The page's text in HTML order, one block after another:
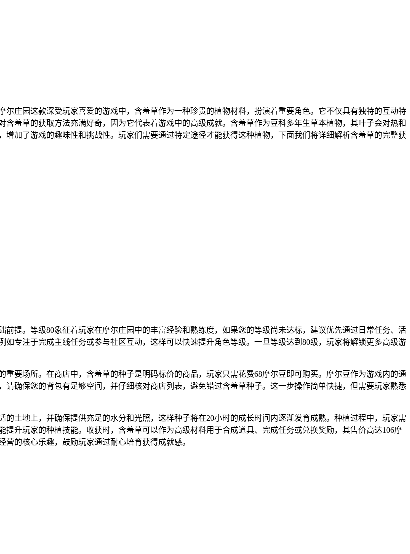
尔庄园这款深受玩家喜爱的游戏中，含羞草作为一种珍贵的植物材料，扮演着重要角色。它不仅具有独特的互动特
羞草的获取方法充满好奇，因为它代表着游戏中的高级成就。含羞草作为豆科多年生草本植物，其叶子会对热和
加了游戏的趣味性和挑战性。玩家们需要通过特定途径才能获得这种植物，下面我们将详细解析含羞草的完整获
提。等级80象征着玩家在摩尔庄园中的丰富经验和熟练度，如果您的等级尚未达标，建议优先通过日常任务、活
专注于完成主线任务或参与社区互动，这样可以快速提升角色等级。一旦等级达到80级，玩家将解锁更多高级游
要场所。在商店中，含羞草的种子是明码标价的商品，玩家只需花费68摩尔豆即可购买。摩尔豆作为游戏内的通
确保您的背包有足够空间，并仔细核对商店列表，避免错过含羞草种子。这一步操作简单快捷，但需要玩家熟悉
土地上，并确保提供充足的水分和光照，这样种子将在20小时的成长时间内逐渐发育成熟。种植过程中，玩家需
升玩家的种植技能。收获时，含羞草可以作为高级材料用于合成道具、完成任务或兑换奖励，其售价高达106摩
的核心乐趣，鼓励玩家通过耐心培育获得成就感。